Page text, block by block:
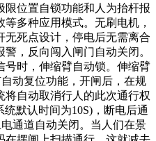
限位置自锁功能和人为抬杆报
多种应用模式。无刷电机，
死点设计，停电后无需离合
，反向闯入闸门自动关闭。
号时，伸缩臂自动锁。伸缩臂
动复位功能，开闸后，在规
将自动取消行人的此次通行权
统默认时间为10S)，断电后通
通道自动关闭。当人们在景